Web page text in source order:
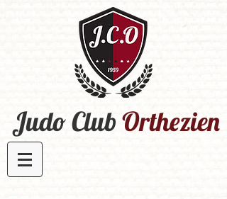
Judo ClubOrthezien​